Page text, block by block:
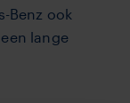
Benz ook
lange